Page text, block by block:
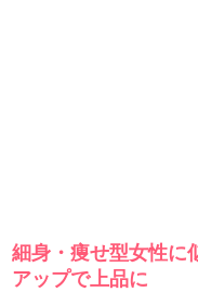
細身・痩せ型女性に
アップで上品に